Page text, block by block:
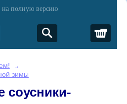
на полную версию
→
зимы
соусники-